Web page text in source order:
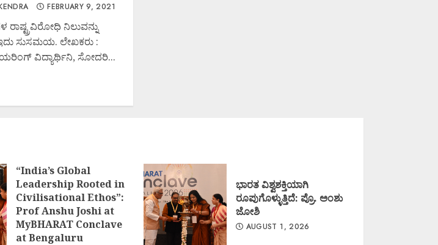
FEBRUARY 9, 2021
ನಿಲುವನ್ನು
ಸುಸಮಯ. ಲೇಖಕರು :
ವಿದ್ಯಾರ್ಥಿನಿ, ಸೋದರಿ...
“India’s Global
Leadership Rooted in
Civilisational Ethos”:
Prof Anshu Joshi at
MyBHARAT Conclave
at Bengaluru
ಭಾರತ ವಿಶ್ವಶಕ್ತಿಯಾಗಿ
ರೂಪುಗೊಳ್ಳುತ್ತಿದೆ: ಪ್ರೊ. ಅಂಶು
ಜೋಶಿ
AUGUST 1, 2026